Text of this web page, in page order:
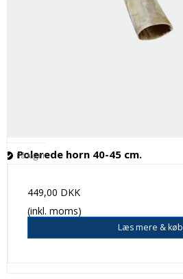
Polerede horn 40-45 cm.
På lager
449,00 DKK
(inkl. moms)
Læs mere & køb